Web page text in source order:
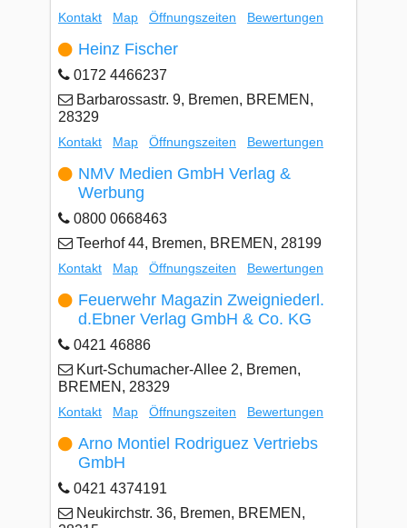
Kontakt Map Öffnungszeiten Bewertungen
Heinz Fischer
0172 4466237
Barbarossastr. 9, Bremen, BREMEN,
28329
Kontakt Map Öffnungszeiten Bewertungen
NMV Medien GmbH Verlag &
Werbung
0800 0668463
Teerhof 44, Bremen, BREMEN, 28199
Kontakt Map Öffnungszeiten Bewertungen
Feuerwehr Magazin Zweigniederl.
d.Ebner Verlag GmbH & Co. KG
0421 46886
Kurt-Schumacher-Allee 2, Bremen,
BREMEN, 28329
Kontakt Map Öffnungszeiten Bewertungen
Arno Montiel Rodriguez Vertriebs
GmbH
0421 4374191
Neukirchstr. 36, Bremen, BREMEN,